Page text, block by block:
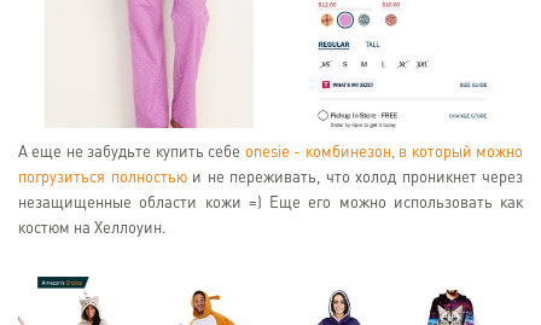
А еще не забудьте купить себе onesie - комбинезон, в который можно
погрузиться полностьюи не переживать, что холод проникнет через
незащищенные области кожи =) Еще его можно использовать как
костюм на Хеллоуин.